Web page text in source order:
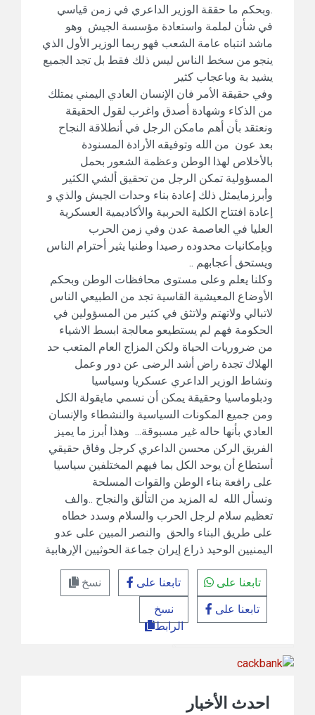
.وبحكم ما حققة الوزير الداعري في زمن قياسي
في شأن لملمة واستعادة مؤسسة الجيش وهو
ماشد انتباه عامة الشعب فهو ربما الوزير الأول الذي
ينجو من سخط الناس ليس ذلك فقط بل تجد الجميع
يشيد بة وباعجاب كثير
وفي حقيقة الأمر فان الإنسان العادي اليمني يمتلك
من الذكاء وشهادة أصدق واغرب لقول الحقيقة
ونعتقد بأن أهم مامكن الرجل في أنطلاقة النجاح
بعد عون من الله وتوفيقه الأرادة المسنودة
بالأخلاص لهذا الوطن وعظمة الشعور بحمل
المسؤولية تمكن الرجل من تحقيق ألشي الكثير
وأبرزمايمثل ذلك إعادة بناء وحدات الجيش والذي و
إعادة افتتاح الكلية الحربية والأكاديمية العسكرية
العليا في العاصمة عدن وفي زمن الحرب
وبإمكانيات محدوده رصيدا وطنيا يثير أحترام الناس
ويستحق أعجابهم ..
وكلنا يعلم وعلى مستوى محافظات الوطن وبحكم
الأوضاع المعيشية القاسية تجد من الطبيعي الناس
لاتبالي ولاتهتم ولاتثق في كثير من المسؤولين في
الحكومة فهم لم يستطيعو معالجة ابسط الاشياء
من ضروريات الحياة ولكن المزاج العام المتعب حد
الهلاك تجدة راض أشد الرضى عن دور وعمل
ونشاط الوزير الداعري عسكريا وسياسيا
ودبلوماسيا وحقيقة يمكن أن نسمي مايقولة الكل
ومن جميع المكونات السياسية والنشطاء والإنسان
العادي بأنها حاله غير مسبوقة... وهذا أبرز ما يميز
الفريق الركن محسن الداعري كرجل وفاق حقيقي
أستطاع أن يوحد الكل بما فيهم المختلفين سياسيا
على رافعة بناء الوطن والقوات المسلحة
ونسأل الله له المزيد من التألق والنجاح ..والف
تعظيم سلام لرجل الحرب والسلام وسدد خطاه
على طريق البناء والحق والنصر المبين على عدو
اليمنيين الوحيد ذراع إيران جماعة الحوثيين الإرهابية
تابعنا على تابعنا على
نسخ
تابعنا على
نسخ
الرابط
احدث الأخبار